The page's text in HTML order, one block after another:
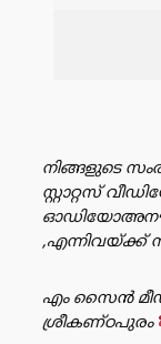
നിങ്ങളുടെ
സ്റ്റാറ്റസ്
,എന്നിവയ്ക്ക്
എം സൈൻ
ശ്രീകണ്ഠപുരം